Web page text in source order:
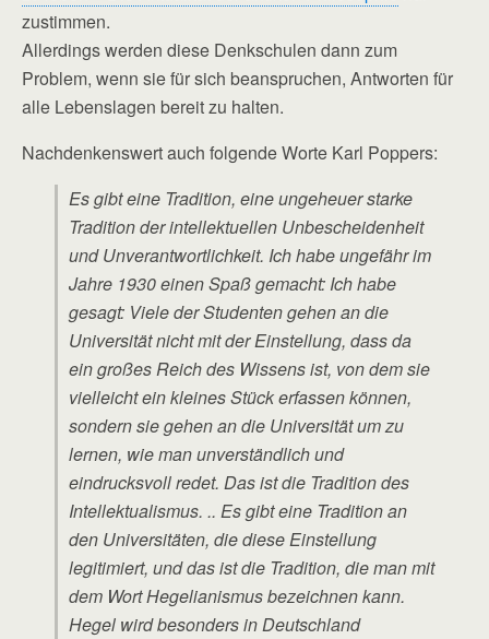
zustimmen.
Allerdings werden diese Denkschulen dann zum
Problem, wenn sie für sich beanspruchen, Antworten für
alle Lebenslagen bereit zu halten.
Nachdenkenswert auch folgende Worte Karl Poppers:
Es gibt eine Tradition, eine ungeheuer starke
Tradition der intellektuellen Unbescheidenheit
und Unverantwortlichkeit. Ich habe ungefähr im
Jahre 1930 einen Spaß gemacht: Ich habe
gesagt: Viele der Studenten gehen an die
Universität nicht mit der Einstellung, dass da
ein großes Reich des Wissens ist, von dem sie
vielleicht ein kleines Stück erfassen können,
sondern sie gehen an die Universität um zu
lernen, wie man unverständlich und
eindrucksvoll redet. Das ist die Tradition des
Intellektualismus. .. Es gibt eine Tradition an
den Universitäten, die diese Einstellung
legitimiert, und das ist die Tradition, die man mit
dem Wort Hegelianismus bezeichnen kann.
Hegel wird besonders in Deutschland